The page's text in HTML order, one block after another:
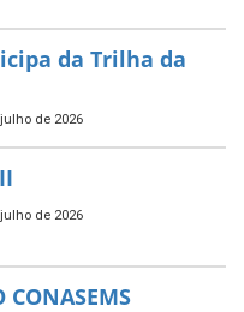
da Trilha da
de 2026
de 2026
CONASEMS